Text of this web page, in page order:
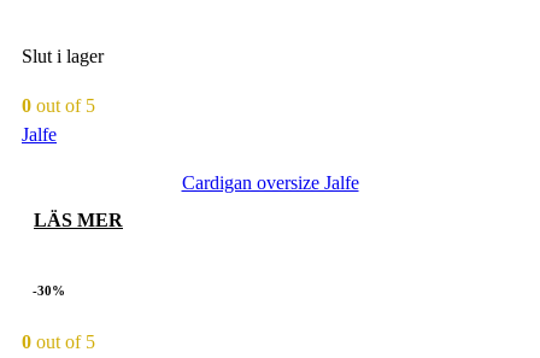
Slut i lager
0 out of 5
Jalfe
Cardigan oversize Jalfe
LÄS MER
-30%
0 out of 5